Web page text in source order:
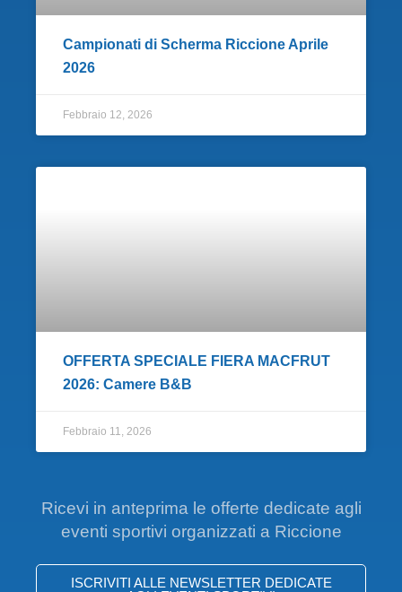
Campionati di Scherma Riccione Aprile
2026
Febbraio 12, 2026
OFFERTA SPECIALE FIERA MACFRUT
2026: Camere B&B
Febbraio 11, 2026
Ricevi in anteprima le offerte dedicate agli
eventi sportivi organizzati a Riccione
ISCRIVITI ALLE NEWSLETTER DEDICATE